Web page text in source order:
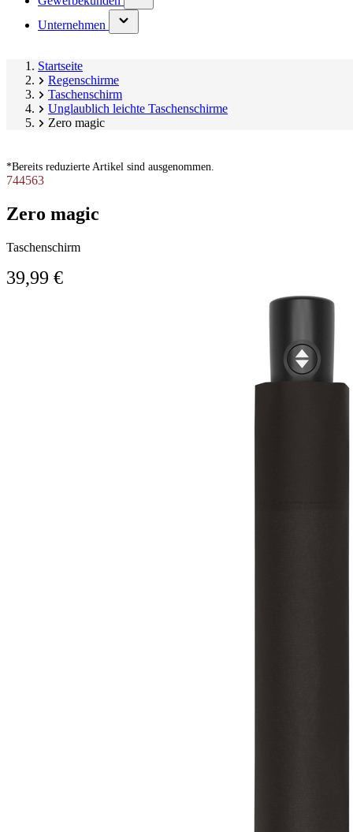
submenu)
Unternehmen
(has
submenu)
Startseite
Regenschirme
Taschenschirm
Unglaublich leichte Taschenschirme
Zero magic
*Bereits reduzierte Artikel sind ausgenommen.
744563
Zero magic
Taschenschirm
39,99 €